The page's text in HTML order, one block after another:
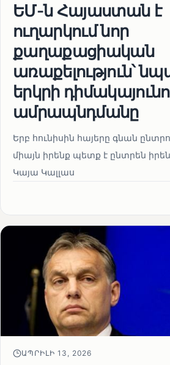
ԵՄ-ն Հայաստան է
ուղարկում նոր
քաղաքացիական
առաքելություն՝
երկրի
ամրապնդմանը
Երբ հունիսին հայերը գնան
միայն իրենք պետք է ընտրեն
Կայա Կալլաս
ԱՊՐԻԼԻ 13, 2026